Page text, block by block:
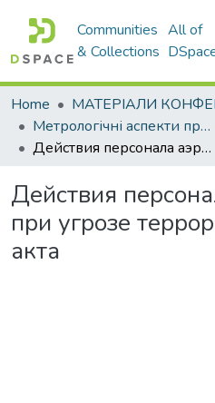
Communities
& Collections
All of
Home
Метрологічні аспекти прийняття рішень в умовах роботи на техногенно небезпечних об’єктах
Действия персонала аэропорта при угрозе террористического акта
Действия
при угрозе
акта